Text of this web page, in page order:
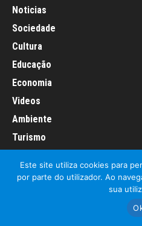
Noticias
Sociedade
Cultura
Educação
Economia
Videos
Ambiente
Turismo
Informação Legal
© Diocese do Algarve 2026,
Este site utiliza cookies para
por parte do utilizador. Ao
sua